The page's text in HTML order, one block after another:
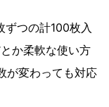
つの計100枚入
か柔軟な使い方
が変わっても対応